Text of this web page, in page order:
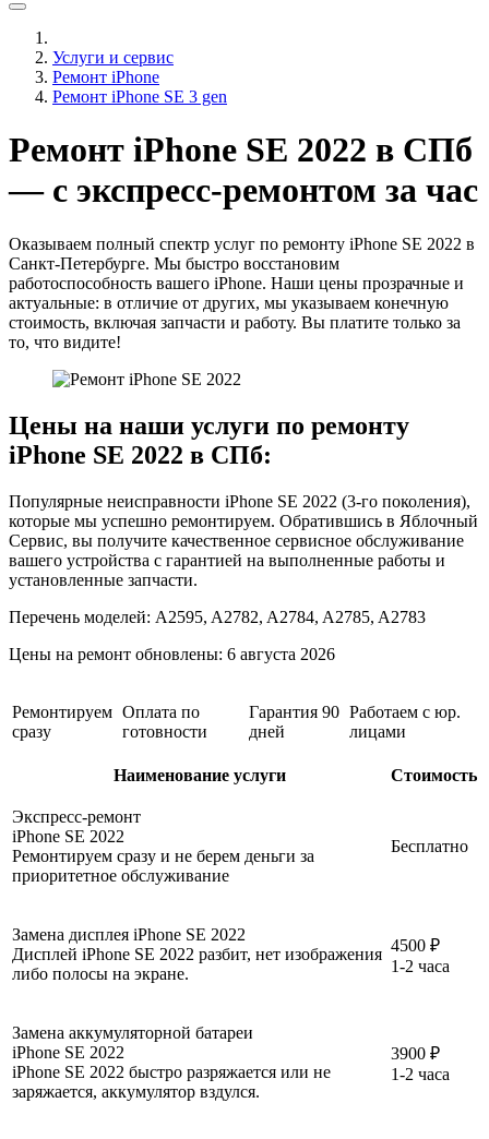
Услуги и сервис
Ремонт iPhone
Ремонт iPhone SE 3 gen
Ремонт iPhone SE 2022 в СПб
— с экспресс-ремонтом за час
Оказываем полный спектр услуг по ремонту iPhone SE 2022 в
Санкт-Петербурге. Мы быстро восстановим
работоспособность вашего iPhone. Наши цены прозрачные и
актуальные: в отличие от других, мы указываем конечную
стоимость, включая запчасти и работу. Вы платите только за
то, что видите!
Цены на наши услуги по ремонту
iPhone SE 2022 в СПб:
Популярные неисправности iPhone SE 2022 (3-го поколения),
которые мы успешно ремонтируем. Обратившись в Яблочный
Сервис, вы получите качественное сервисное обслуживание
вашего устройства c гарантией на выполненные работы и
установленные запчасти.
Перечень моделей: A2595, A2782, A2784, A2785, A2783
Цены на ремонт обновлены: 6 августа 2026
Ремонтируем
сразу
Оплата по
готовности
Гарантия 90
дней
Работаем с юр.
лицами
Наименование услуги Стоимость
Экспресс-ремонт
iPhone SE 2022
Ремонтируем сразу и не берем деньги за
приоритетное обслуживание
Бесплатно
Замена дисплея iPhone SE 2022
Дисплей iPhone SE 2022 разбит, нет изображения
либо полосы на экране.
4500 ₽
1-2 часа
Замена аккумуляторной батареи
iPhone SE 2022
iPhone SE 2022 быстро разряжается или не
заряжается, аккумулятор вздулся.
3900 ₽
1-2 часа